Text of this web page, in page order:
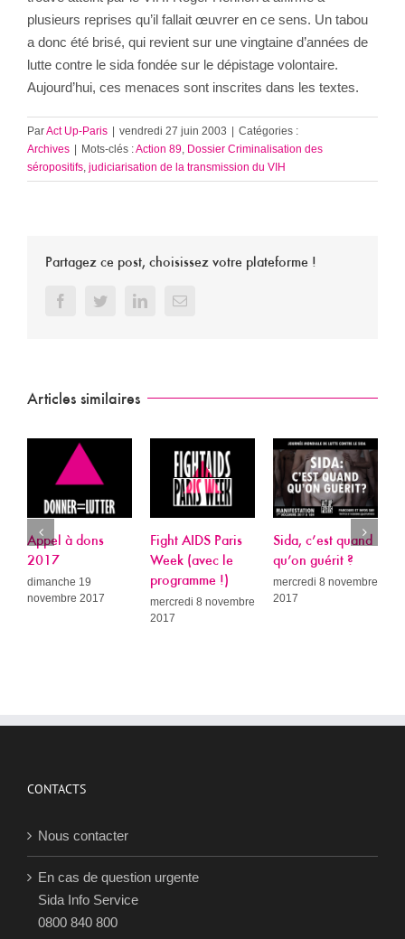
plusieurs reprises qu’il fallait œuvrer en ce sens. Un tabou
a donc été brisé, qui revient sur une vingtaine d’années de
lutte contre le sida fondée sur le dépistage volontaire.
Aujourd’hui, ces menaces sont inscrites dans les textes.
ParAct Up-Paris | vendredi 27 juin 2003 | Catégories :
Archives | Mots-clés :Action 89 Dossier Criminalisation des
séropositifs judiciarisation de la transmission du VIH
Partagez ce post, choisissez votre plateforme !
FacebookTwitterLinkedInEmail
Articles similaires
Appel à dons
2017
dimanche 19
novembre 2017
Fight AIDS Paris
Week (avec le
programme !)
mercredi 8 novembre
2017
Sida, c’est quand
qu’on guérit ?
mercredi 8 novembre
2017
CONTACTS
Nous contacter
En cas de question urgente
Sida Info Service
0800 840 800